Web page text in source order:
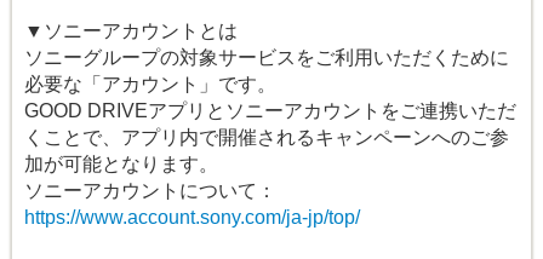
▼ソニーアカウントとは
ソニーグループの対象サービスをご利用いただくために
必要な「アカウント」です。
GOOD DRIVEアプリとソニーアカウントをご連携いただ
くことで、アプリ内で開催されるキャンペーンへのご参
加が可能となります。
ソニーアカウントについて：
https://www.account.sony.com/ja-jp/top/